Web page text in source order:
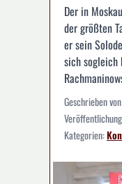
Der in
der größten
er sein
sich sogleich
Geschrieben von
Kategorien: